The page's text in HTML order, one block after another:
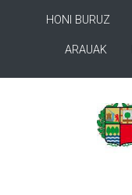
HONI BURUZ
ARAUAK